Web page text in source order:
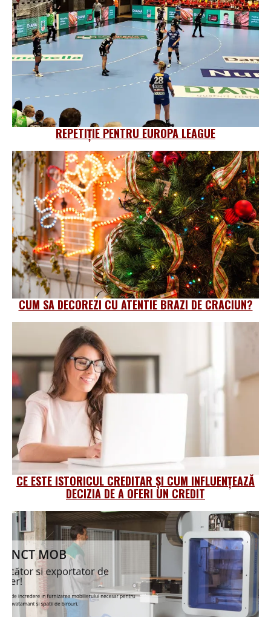
REPETIȚIE PENTRU EUROPA LEAGUE
CUM SA DECOREZI CU ATENTIE BRAZI DE CRACIUN?
CE ESTE ISTORICUL CREDITAR ȘI CUM INFLUENȚEAZĂ
DECIZIA DE A OFERI UN CREDIT